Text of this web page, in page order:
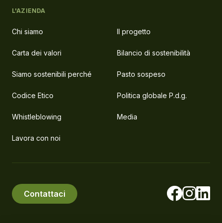
L'AZIENDA
Chi siamo Il progetto
Carta dei valori Bilancio di sostenibilità
Siamo sostenibili perché Pasto sospeso
Codice Etico Politica globale P.d.g.
Whistleblowing Media
Lavora con noi
Contattaci